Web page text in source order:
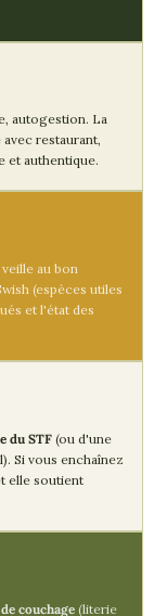
autogestion. La
restaurant,
et authentique.
au bon
(espèces utiles
et l'état des
du STF(ou d'une
Si vous enchaînez
elle soutient
couchage(literie